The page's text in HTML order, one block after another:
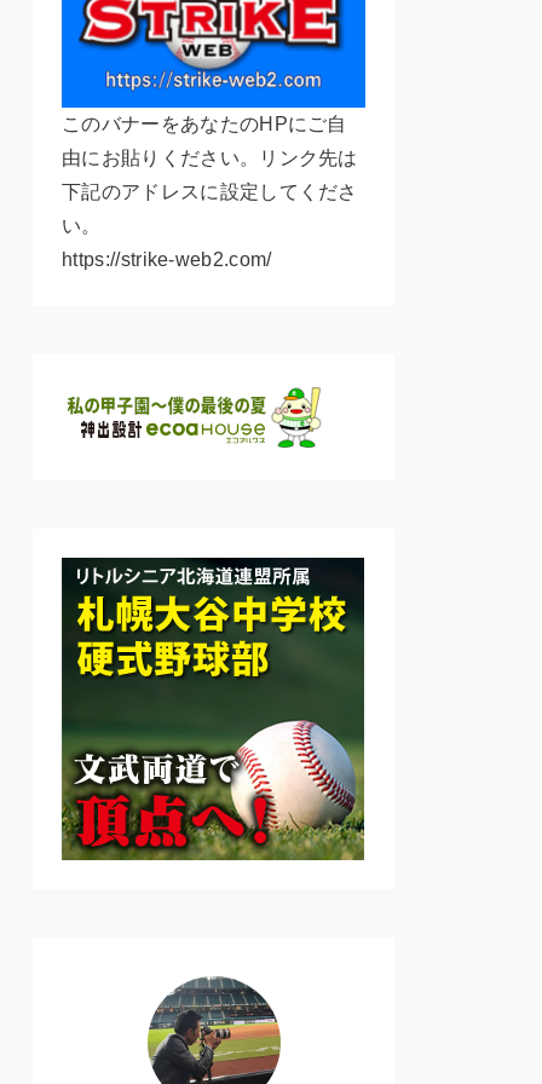
このバナーをあなたのHPにご自
由にお貼りください。リンク先は
下記のアドレスに設定してくださ
い。
https://strike-web2.com/